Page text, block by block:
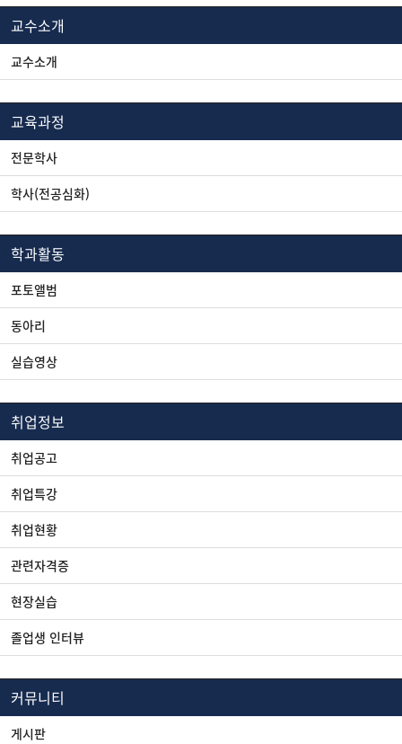
교수소개
교수소개
교육과정
전문학사
학사(전공심화)
학과활동
포토앨범
동아리
실습영상
취업정보
취업공고
취업특강
취업현황
관련자격증
현장실습
졸업생 인터뷰
커뮤니티
게시판